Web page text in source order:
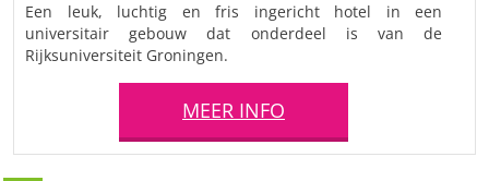
Een leuk, luchtig en fris ingericht hotel in een
universitair gebouw dat onderdeel is van de
Rijksuniversiteit Groningen.
MEER INFO